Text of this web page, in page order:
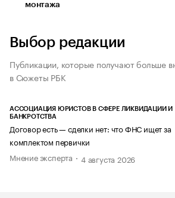
монтажа
Выбор редакции
Публикации, которые получают больше
в Сюжеты РБК
АССОЦИАЦИЯ ЮРИСТОВ В СФЕРЕ ЛИКВИДАЦИИ И
БАНКРОТСТВА
Договор есть — сделки нет: что ФНС ищет за
комплектом первички
Мнение эксперта
4 августа 2026